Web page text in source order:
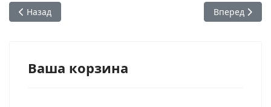
Предыдущий: Радханатх Свами выступает в Парламенте
Назад Следующий:
Вперед
Ваша корзина